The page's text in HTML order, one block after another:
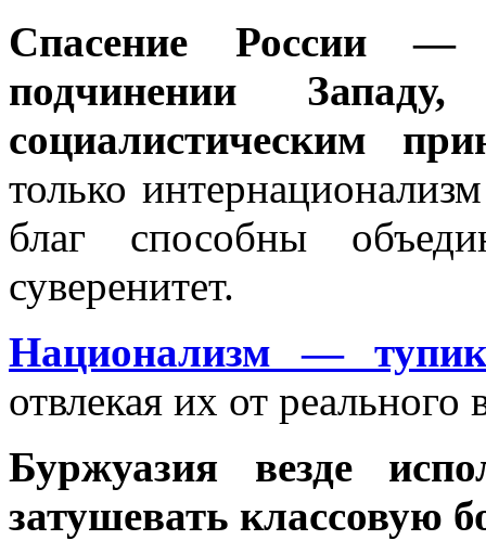
Спасение России
подчинении
социалистическим
только
благ способны
суверенитет.
Национализм —
отвлекая их от
Буржуазия везде
затушевать классовую